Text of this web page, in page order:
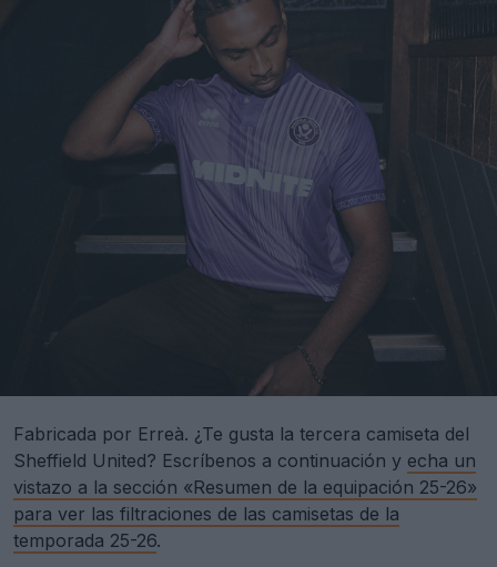
Fabricada por Erreà. ¿Te gusta la tercera camiseta del
Sheffield United? Escríbenos a continuación y echa un
vistazo a la sección «Resumen de la equipación 25-26»
para ver las filtraciones de las camisetas de la
temporada 25-26.